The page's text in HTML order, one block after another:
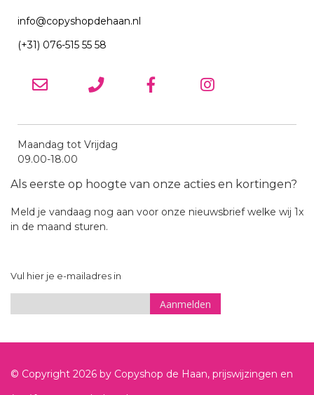
info@copyshopdehaan.nl
(+31) 076-515 55 58
Maandag tot Vrijdag
09.00-18.00
Als eerste op hoogte van onze acties en kortingen?
Meld je vandaag nog aan voor onze nieuwsbrief welke wij 1x
in de maand sturen.
Vul hier je e-mailadres in
Our
Aanmelden
© Copyright 2026 by Copyshop de Haan, prijswijzingen en